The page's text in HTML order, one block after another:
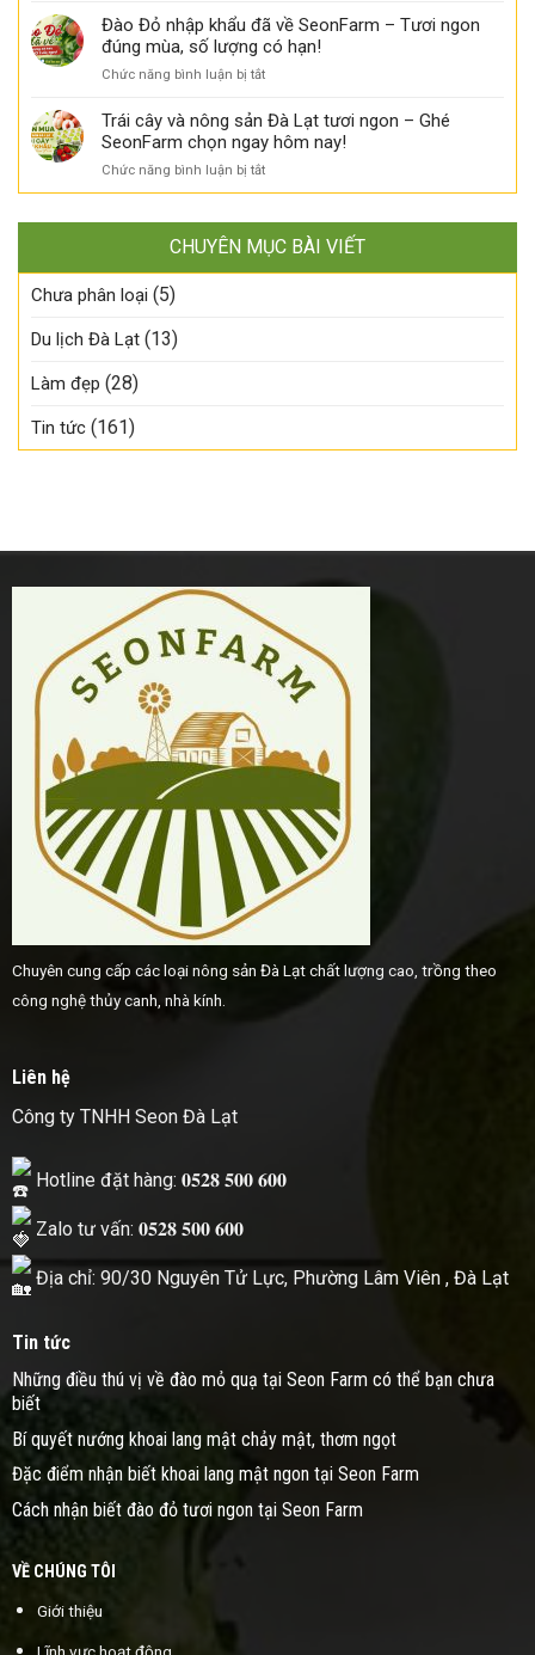
nên
bảo
quản
thế
–
Hai
hương
một
mùa
ngon!
thơm,
ngọt
Đã
có
mặt
Mỏ
Quạ
khẩu
về
SeonFarm
đúng
mùa,
chậm
Đào Đỏ nhập khẩu đã về SeonFarm – Tươi ngon
đúng mùa, số lượng có hạn!
Chức năng bình luận bị tắtở
Đỏ
nhập
khẩu
đã
về
–
Tươi
ngon
Trái cây và nông sản Đà Lạt tươi ngon – Ghé
SeonFarm chọn ngay hôm nay!
Chức năng bình luận bị tắtở
Trái
nông
sản
ngay
CHUYÊN MỤC BÀI VIẾT
Chưa phân loại (5)
Du lịch Đà Lạt (13)
Làm đẹp (28)
Tin tức (161)
Chuyên cung cấp các loại nông sản Đà Lạt chất lượng cao, trồng theo
công nghệ thủy canh, nhà kính.
Liên hệ
Công ty TNHH Seon Đà Lạt
Hotline đặt hàng: 𝟎𝟓𝟐𝟖 𝟓𝟎𝟎 𝟔𝟎𝟎
Zalo tư vấn: 𝟎𝟓𝟐𝟖 𝟓𝟎𝟎 𝟔𝟎𝟎
Địa chỉ: 90/30 Nguyên Tử Lực, Phường Lâm Viên , Đà Lạt
Tin tức
Những điều thú vị về đào mỏ quạ tại Seon Farm có thể bạn chưa
biết
Bí quyết nướng khoai lang mật chảy mật, thơm ngọt
Đặc điểm nhận biết khoai lang mật ngon tại Seon Farm
Cách nhận biết đào đỏ tươi ngon tại Seon Farm
VỀ CHÚNG TÔI
Giới thiệu